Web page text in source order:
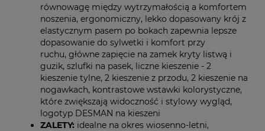
równowagę między wytrzymałością a komfortem
noszenia, ergonomiczny, lekko dopasowany krój z
elastycznym pasem po bokach zapewnia lepsze
dopasowanie do sylwetki i komfort przy
ruchu, główne zapięcie na zamek kryty listwą i
guzik, szlufki na pasek, liczne kieszenie - 2
kieszenie tylne, 2 kieszenie z przodu, 2 kieszenie na
nogawkach, kontrastowe wstawki kolorystyczne,
które zwiększają widoczność i stylowy wygląd,
logotyp DESMAN na kieszeni
ZALETY: idealne na okres wiosenno-letni,